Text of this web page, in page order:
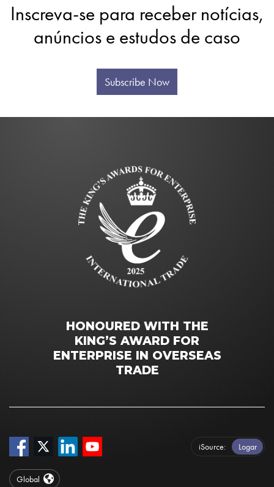
Inscreva-se para receber notícias,
anúncios e estudos de caso
Subscribe Now
HONOURED WITH THE
KING’S AWARD FOR
ENTERPRISE IN OVERSEAS
TRADE
iSource Logar
Global